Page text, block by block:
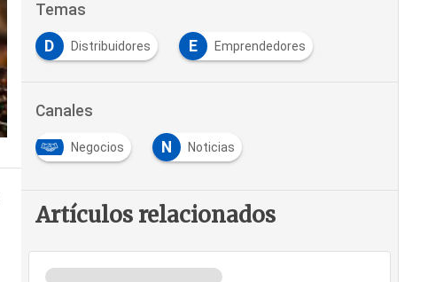
Temas
D Distribuidores E Emprendedores
Canales
Negocios N Noticias
Artículos relacionados